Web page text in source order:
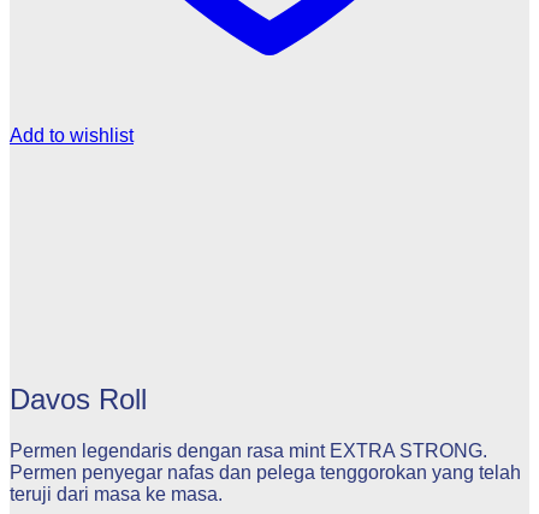
Add to wishlist
Davos Roll
Permen legendaris dengan rasa mint EXTRA STRONG.
Permen penyegar nafas dan pelega tenggorokan yang telah
teruji dari masa ke masa.